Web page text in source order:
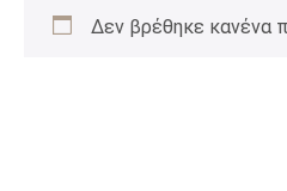
Δεν βρέθηκε κανένα